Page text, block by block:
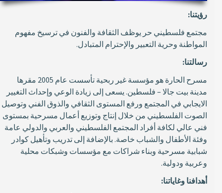
رؤيتنا:
مجتمع فلسطيني حر يوظف الثقافة والفنون في ترسيخ مفهوم
المواطنة وحرية التعبير والإحترام المتبادل.
رسالتنا:
مسرح الحارة هو مؤسسة غير ربحية تأسست عام 2005 مقرها
مدينة بيت جالا – فلسطين. يسعى إلى زيادة الوعي وإحداث التغيير
الايجابي في المجتمع ورفع المستوى الثقافي والذوق الفني وتوصيل
الصوت الفلسطيني من خلال إنتاج وتوزيع أعمال مسرحية بمستوى
فني عالي لكافة أفراد المجتمع الفلسطيني والعربي والدولي عامة
وفئة الأطفال والشباب خاصة. بالإضافة إلى تدريب وتأهيل كوادر
شبابية مسرحية وبناء شراكات مع مؤسسات وشبكات محلية
وعربية ودولية.
أهدافنا وغاياتنا: